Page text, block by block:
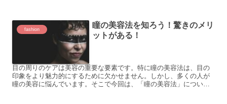
fashion
瞳の美容法を知ろう！驚きのメリ
ットがある！
目の周りのケアは美容の重要な要素です。特に瞳の美容法は、目の
印象をより魅力的にするために欠かせません。しかし、多くの人が
瞳の美容に悩んでいます。そこで今回は、「瞳の美容法」について